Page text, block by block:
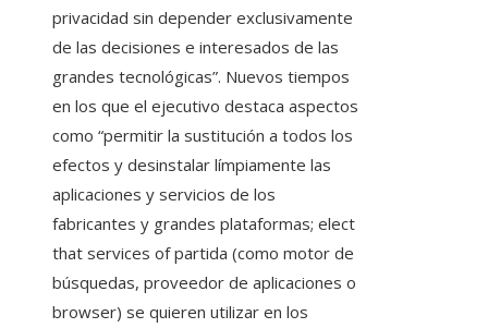
privacidad sin depender exclusivamente
de las decisiones e interesados ​​de las
grandes tecnológicas”. Nuevos tiempos
en los que el ejecutivo destaca aspectos
como “permitir la sustitución a todos los
efectos y desinstalar límpiamente las
aplicaciones y servicios de los
fabricantes y grandes plataformas; elect
that services of partida (como motor de
búsquedas, proveedor de aplicaciones o
browser) se quieren utilizar en los